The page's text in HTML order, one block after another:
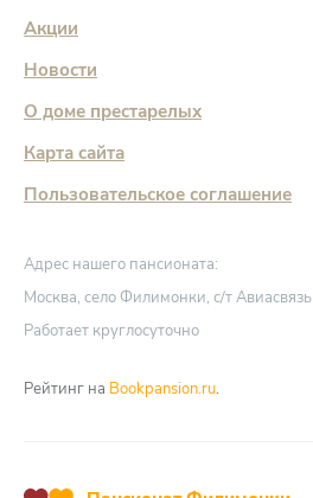
Адрес нашего пансионата:
Москва, село Филимонки, с/т Авиасвязь
Работает круглосуточно
Акции
Новости
О доме престарелых
Карта сайта
Пользовательское соглашение
Рейтинг на Bookpansion.ru.